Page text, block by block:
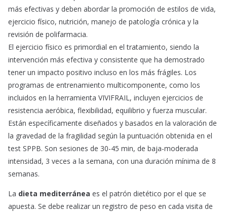
más efectivas y deben abordar la promoción de estilos de vida,
ejercicio físico, nutrición, manejo de patología crónica y la
revisión de polifarmacia.
El ejercicio físico es primordial en el tratamiento, siendo la
intervención más efectiva y consistente que ha demostrado
tener un impacto positivo incluso en los más frágiles. Los
programas de entrenamiento multicomponente, como los
incluidos en la herramienta VIVIFRAIL, incluyen ejercicios de
resistencia aeróbica, flexibilidad, equilibrio y fuerza muscular.
Están específicamente diseñados y basados en la valoración de
la gravedad de la fragilidad según la puntuación obtenida en el
test SPPB. Son sesiones de 30-45 min, de baja-moderada
intensidad, 3 veces a la semana, con una duración mínima de 8
semanas.
La dieta mediterránea es el patrón dietético por el que se
apuesta. Se debe realizar un registro de peso en cada visita de